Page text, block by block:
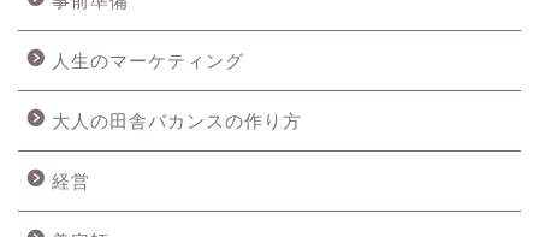
人生のマーケティング
大人の田舎バカンスの作り方
経営